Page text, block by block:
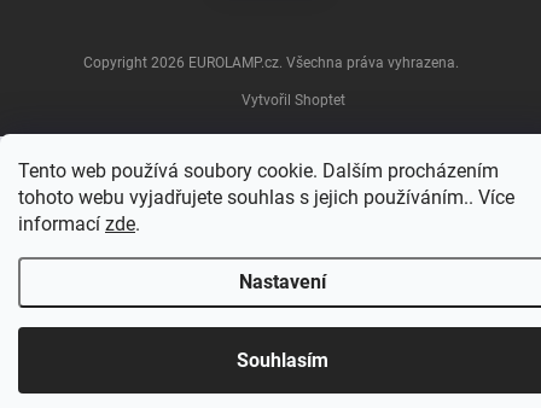
Tento web používá soubory cookie. Dalším procházením
tohoto webu vyjadřujete souhlas s jejich používáním.. Více
informací zde.
Nastavení
Souhlasím
Vytvořil Shoptet
Copyright 2026 EUROLAMP.cz. Všechna práva vyhrazena.